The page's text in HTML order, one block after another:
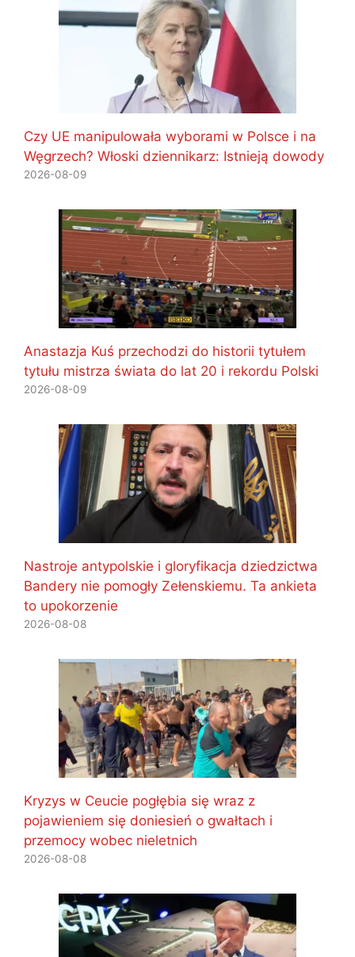
Czy UE manipulowała wyborami w Polsce i na
Węgrzech? Włoski dziennikarz: Istnieją dowody
2026-08-09
Anastazja Kuś przechodzi do historii tytułem
tytułu mistrza świata do lat 20 i rekordu Polski
2026-08-09
Nastroje antypolskie i gloryfikacja dziedzictwa
Bandery nie pomogły Zełenskiemu. Ta ankieta
to upokorzenie
2026-08-08
Kryzys w Ceucie pogłębia się wraz z
pojawieniem się doniesień o gwałtach i
przemocy wobec nieletnich
2026-08-08